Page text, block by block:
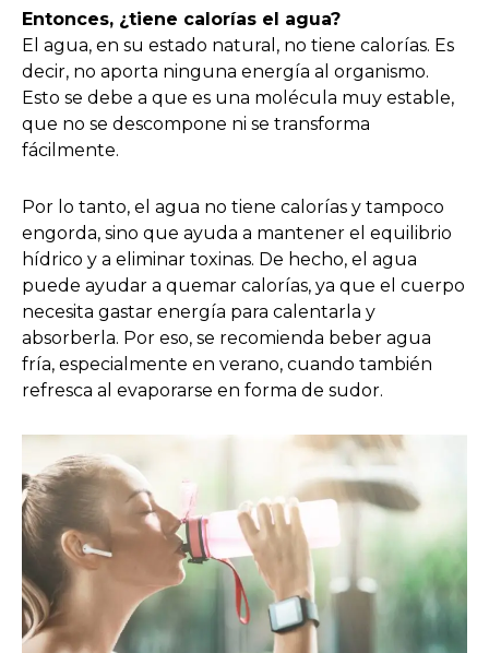
Entonces, ¿tiene calorías el agua?
El agua, en su estado natural, no tiene calorías. Es
decir, no aporta ninguna energía al organismo.
Esto se debe a que es una molécula muy estable,
que no se descompone ni se transforma
fácilmente.
Por lo tanto, el agua no tiene calorías y tampoco
engorda, sino que ayuda a mantener el equilibrio
hídrico y a eliminar toxinas. De hecho, el agua
puede ayudar a quemar calorías, ya que el cuerpo
necesita gastar energía para calentarla y
absorberla. Por eso, se recomienda beber agua
fría, especialmente en verano, cuando también
refresca al evaporarse en forma de sudor.